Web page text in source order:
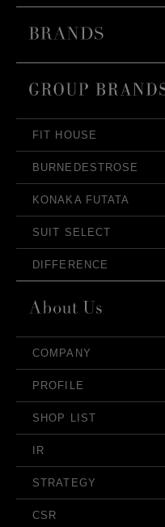
FIT HOUSE
BURNEDESTROSE
KONAKA FUTATA
SUIT SELECT
DIFFERENCE
COMPANY
PROFILE
SHOP LIST
IR
STRATEGY
CSR